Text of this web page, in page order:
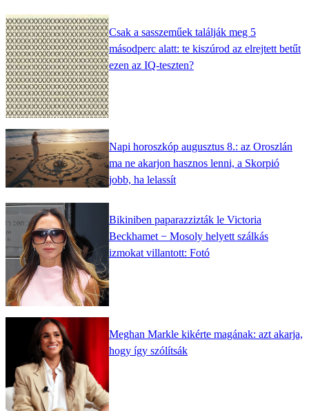
Csak a sasszeműek találják meg 5
másodperc alatt: te kiszúrod az elrejtett betűt
ezen az IQ-teszten?
Napi horoszkóp augusztus 8.: az Oroszlán
ma ne akarjon hasznos lenni, a Skorpió
jobb, ha lelassít
Bikiniben paparazzizták le Victoria
Beckhamet − Mosoly helyett szálkás
izmokat villantott: Fotó
Meghan Markle kikérte magának: azt akarja,
hogy így szólítsák